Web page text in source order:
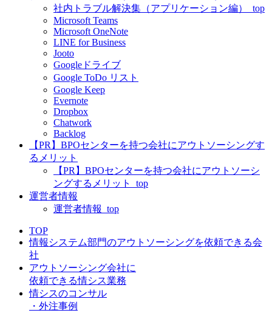
社内トラブル解決集（アプリケーション編）_top
Microsoft Teams
Microsoft OneNote
LINE for Business
Jooto
Googleドライブ
Google ToDo リスト
Google Keep
Evernote
Dropbox
Chatwork
Backlog
【PR】BPOセンターを持つ会社にアウトソーシングす
るメリット
【PR】BPOセンターを持つ会社にアウトソーシ
ングするメリット_top
運営者情報
運営者情報_top
TOP
情報システム部門のアウトソーシングを依頼できる会
社
アウトソーシング会社に
依頼できる情シス業務
情シスのコンサル
・外注事例